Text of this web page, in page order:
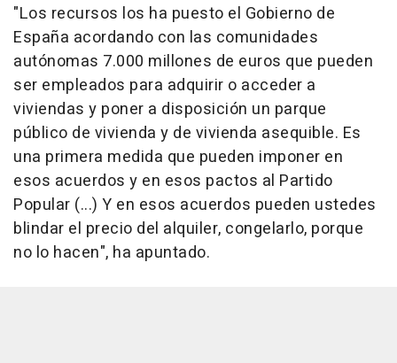
"Los recursos los ha puesto el Gobierno de
España acordando con las comunidades
autónomas 7.000 millones de euros que pueden
ser empleados para adquirir o acceder a
viviendas y poner a disposición un parque
público de vivienda y de vivienda asequible. Es
una primera medida que pueden imponer en
esos acuerdos y en esos pactos al Partido
Popular (...) Y en esos acuerdos pueden ustedes
blindar el precio del alquiler, congelarlo, porque
no lo hacen", ha apuntado.